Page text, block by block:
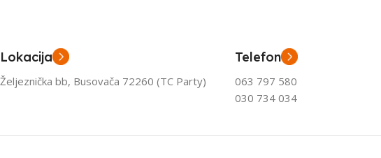
Lokacija
Željeznička bb, Busovača 72260 (TC Party)
Telefon
063 797 580
030 734 034